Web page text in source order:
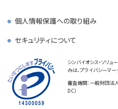
個人情報保護への取り組み
セキュリティについて
シンバイオシス・ソリ
みは、プライバシーマ
審査機関：一般財団法
DC）